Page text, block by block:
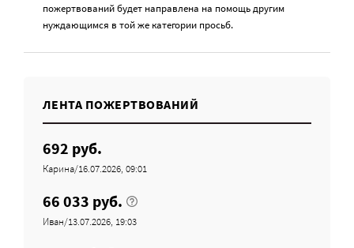
пожертвований будет направлена на помощь другим
нуждающимся в той же категории просьб.
ЛЕНТА ПОЖЕРТВОВАНИЙ
692 руб.
Карина/16.07.2026, 09:01
66 033 руб.
Иван/13.07.2026, 19:03